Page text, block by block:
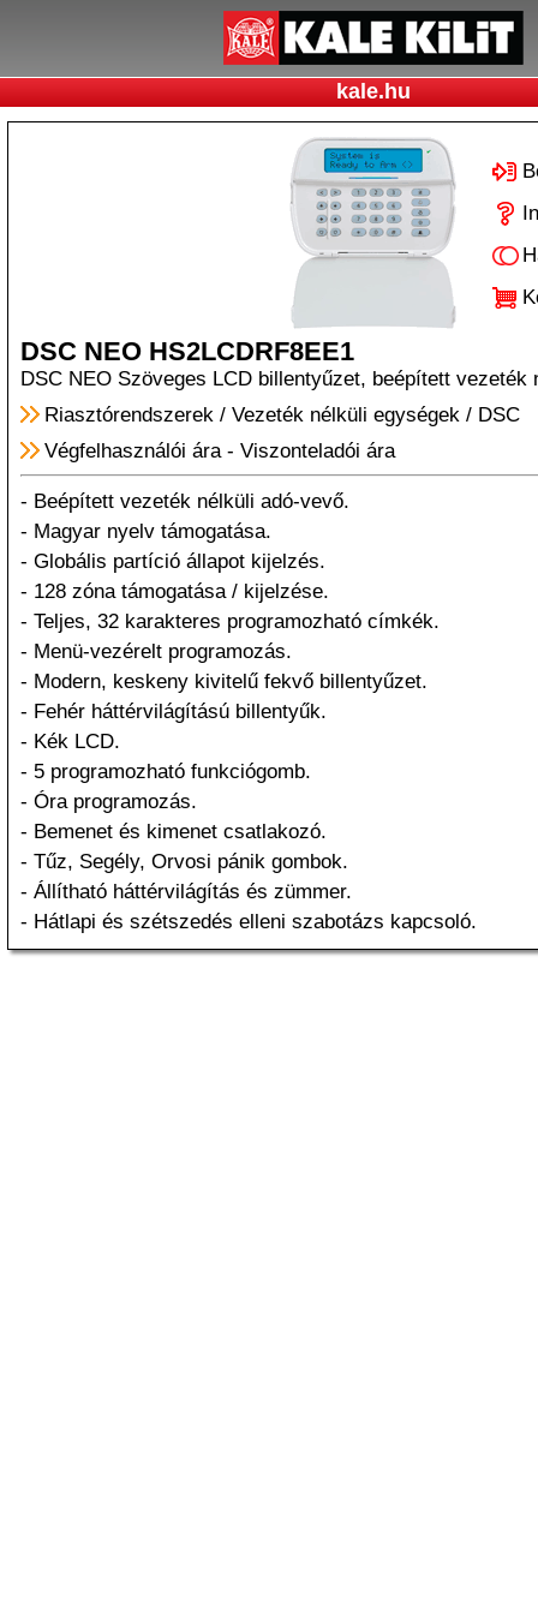
kale.hu
DSC NEO HS2LCDRF8EE1
DSC NEO Szöveges LCD billentyűzet, beépített vezeték
Riasztórendszerek/ Vezeték nélküli egységek/ DSC
Végfelhasználói ára- Viszonteladói ára
- Beépített vezeték nélküli adó-vevő.
- Magyar nyelv támogatása.
- Globális partíció állapot kijelzés.
- 128 zóna támogatása / kijelzése.
- Teljes, 32 karakteres programozható címkék.
- Menü-vezérelt programozás.
- Modern, keskeny kivitelű fekvő billentyűzet.
- Fehér háttérvilágítású billentyűk.
- Kék LCD.
- 5 programozható funkciógomb.
- Óra programozás.
- Bemenet és kimenet csatlakozó.
- Tűz, Segély, Orvosi pánik gombok.
- Állítható háttérvilágítás és zümmer.
- Hátlapi és szétszedés elleni szabotázs kapcsoló.